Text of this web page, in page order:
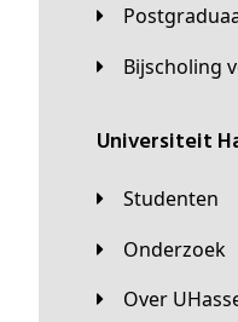
Bijscholing
universiteit
Studenten
Onderzoek
Over